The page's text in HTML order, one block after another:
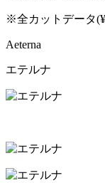
※全カットデータ
Aeterna
エテルナ